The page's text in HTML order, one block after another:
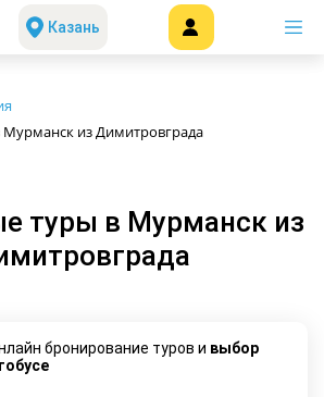
Казань
из Димитровграда
туры в Мурманск из
бронирование туров и выбор